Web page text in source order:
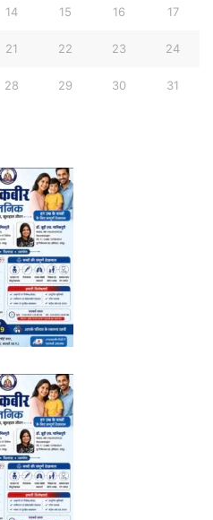
14 15 16 17
21 22 23 24
28 29 30 31